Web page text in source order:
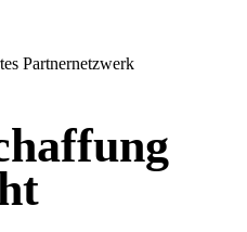
Partnernetzwerk